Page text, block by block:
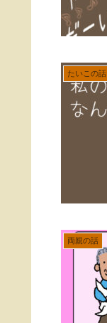
たいこの話
両親の話